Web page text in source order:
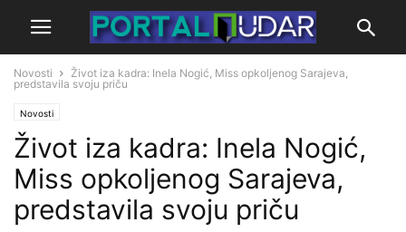
Novosti
Život iza kadra: Inela Nogić, Miss opkoljenog Sarajeva,
predstavila svoju priču
Novosti
Život iza kadra: Inela Nogić,
Miss opkoljenog Sarajeva,
predstavila svoju priču